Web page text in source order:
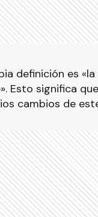
definición es
Esto significa
cambios de